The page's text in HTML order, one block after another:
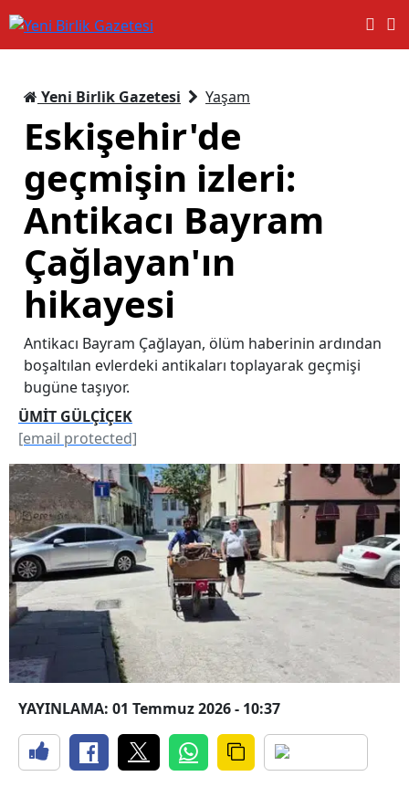
Yeni Birlik Gazetesi Yaşam
Eskişehir'de
geçmişin izleri:
Antikacı Bayram
Çağlayan'ın
hikayesi
Antikacı Bayram Çağlayan, ölüm haberinin ardından
boşaltılan evlerdeki antikaları toplayarak geçmişi
bugüne taşıyor.
ÜMİT GÜLÇİÇEK
[email protected]
YAYINLAMA: 01 Temmuz 2026 - 10:37